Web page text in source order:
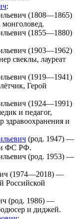
:
(1808—1865)
(1855—1880)
(1903—1962)
свеклы, лауреат
(1919—1941)
Герой
(1924—1991)
и педагог,
здравоохранения и
(род. 1947) —
ФС РФ.
(род. 1953) —
(1974—2018) —
Российской
(род. 1986) —
и диджей.